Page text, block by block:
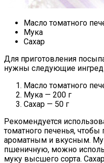
Масло томатного
Мука
Сахар
Для приготовления
нужны следующие
Масло томатного
Мука — 200 г
Сахар — 50 г
Рекомендуется
томатного печенья,
ароматным и вкусным.
пшеничную, можно
муку высшего сорта.